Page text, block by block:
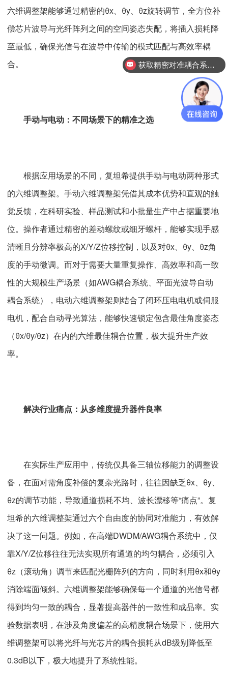
六维调整架能够通过精密的θx、θy、θz旋转调节，全方位补
偿芯片波导与光纤阵列之间的空间姿态失配，将插入损耗降
至最低，确保光信号在波导中传输的模式匹配与高效率耦
合。
手动与电动：不同场景下的精准之选
根据应用场景的不同，复坦希提供手动与电动两种形式
的六维调整架。手动六维调整架凭借其成本优势和直观的触
觉反馈，在科研实验、样品测试和小批量生产中占据重要地
位。操作者通过精密的差动螺纹或细牙螺杆，能够实现手感
清晰且分辨率极高的X/Y/Z位移控制，以及对θx、θy、θz角
度的手动微调。而对于需要大量重复操作、高效率和高一致
性的大规模生产场景（如AWG耦合系统、平面光波导自动
耦合系统），电动六维调整架则结合了闭环压电电机或伺服
电机，配合自动寻光算法，能够快速锁定包含最佳角度姿态
（θx/θy/θz）在内的六维最佳耦合位置，极大提升生产效
率。
解决行业痛点：从多维度提升器件良率
在实际生产应用中，传统仅具备三轴位移能力的调整设
备，在面对需角度补偿的复杂光路时，往往因缺乏θx、θy、
θz的调节功能，导致通道损耗不均、波长漂移等“痛点”。复
坦希的六维调整架通过六个自由度的协同对准能力，有效解
决了这一问题。例如，在高端DWDM/AWG耦合系统中，仅
靠X/Y/Z位移往往无法实现所有通道的均匀耦合，必须引入
θz（滚动角）调节来匹配光栅阵列的方向，同时利用θx和θy
消除端面倾斜。六维调整架能够确保每一个通道的光信号都
得到均匀一致的耦合，显著提高器件的一致性和成品率。实
验数据表明，在涉及角度偏差的高精度耦合场景下，使用六
维调整架可以将光纤与光芯片的耦合损耗从dB级别降低至
0.3dB以下，极大地提升了系统性能。
查看行业成功案例